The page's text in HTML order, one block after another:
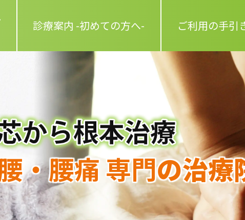
診療案内 -初めての方へ- ご利用の手引
・腰痛 専門の治療